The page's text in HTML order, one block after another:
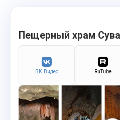
Пещерный храм
ВК.Видео RuTube